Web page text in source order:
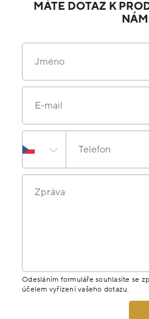
MÁTE DOTAZ K
Jméno
E-mail
Telefon
Zpráva
Odesláním formuláře souhlasíte se
účelem vyřízení vašeho dotazu.